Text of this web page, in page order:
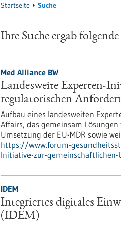
Startseite Suche
Ihre Suche ergab
Med Alliance BW
Landesweite Experten-
regulatorischen
Aufbau eines landesweiten
Affairs, das gemeinsam
Umsetzung der EU-MDR sowie
https://www.forum-
Initiative-zur-
IDEM
Integriertes digitales
(IDEM)